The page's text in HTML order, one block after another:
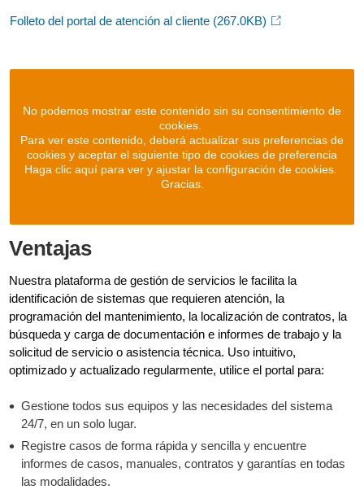
Folleto del portal de atención al cliente (267.0KB)
No podemos mostrar este contenido sin su consentimiento de
cookies.
Para ver este contenido, deberá actualizar sus preferencias de
cookies y aceptar el siguiente tipo de cookies de preferencia
Haga clic aquí para ver y ajustar la configuración de cookies.
Gracias.
Ventajas
Nuestra plataforma de gestión de servicios le facilita la
identificación de sistemas que requieren atención, la
programación del mantenimiento, la localización de contratos, la
búsqueda y carga de documentación e informes de trabajo y la
solicitud de servicio o asistencia técnica. Uso intuitivo,
optimizado y actualizado regularmente, utilice el portal para:
Gestione todos sus equipos y las necesidades del sistema
24/7, en un solo lugar.
Registre casos de forma rápida y sencilla y encuentre
informes de casos, manuales, contratos y garantías en todas
las modalidades.